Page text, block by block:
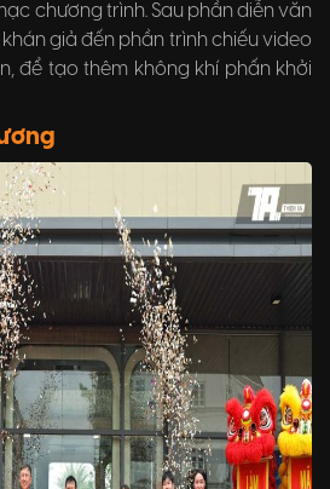
chương trình. Sau phần diễn văn
giả đến phần trình chiếu video
để tạo thêm không khí phấn khởi